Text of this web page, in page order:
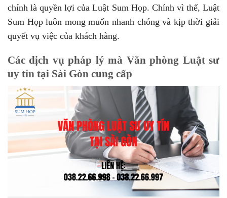
chính là quyền lợi của Luật Sum Họp. Chính vì thế, Luật
Sum Họp luôn mong muốn nhanh chóng và kịp thời giải
quyết vụ việc của khách hàng.
Các dịch vụ pháp lý mà Văn phòng Luật sư
uy tín tại Sài Gòn cung cấp